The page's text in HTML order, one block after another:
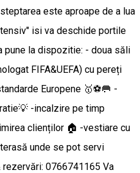
este aproape de a lua
isi va deschide portile
pune la dispozitie: - doua săli
FIFA&UEFA) cu pereți
Europene 🥇⚽️🥅 -
-incalzire pe timp
clienților 🏠 -vestiare cu
unde se pot servi
0766741165 Va